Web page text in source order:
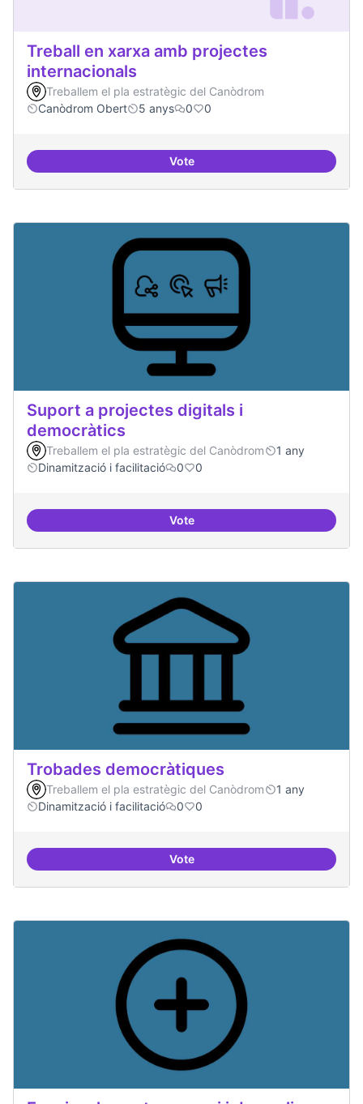
Treball en xarxa amb projectes
internacionals
Treballem el pla estratègic del Canòdrom
Canòdrom Obert
5 anys 0 0
VoteTreball en xarxa amb projectes
Suport a projectes digitals i
democràtics
Treballem el pla estratègic del Canòdrom
1 any
Dinamització i facilitació
0 0
VoteSuport a projectes digitals i
Trobades democràtiques
Treballem el pla estratègic del Canòdrom
1 any
Dinamització i facilitació
0 0
VoteTrobades democràtiques